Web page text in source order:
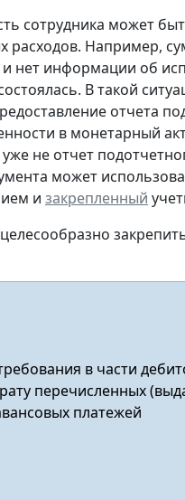
сотрудника может
расходов. Например,
и нет информации об
В такой
отчета
в монетарный
не отчет
может
и закрепленный
в части
перечисленных
платежей